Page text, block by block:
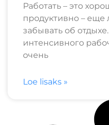
Работать – это
продуктивно – еще
забывать об
интенсивного
очень
Loe lisaks »